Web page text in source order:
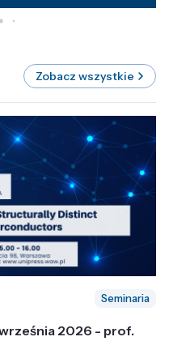
Zobacz wszystkie
Seminaria
2026 - prof.